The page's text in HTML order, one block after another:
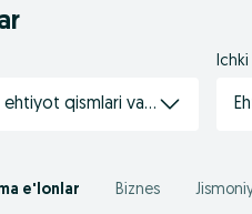
qismlari va aksessuarlar
e'lonlar Biznes